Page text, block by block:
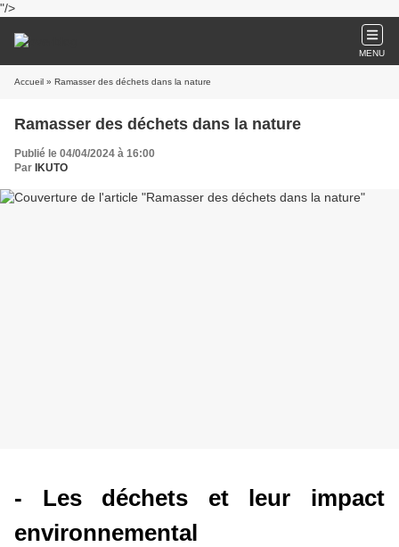
"/>
MENU
Accueil » Ramasser des déchets dans la nature
Ramasser des déchets dans la nature
Publié le 04/04/2024 à 16:00
Par IKUTO
- Les déchets et leur impact
environnemental